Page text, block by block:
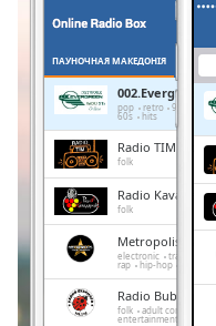
Remaining
Playback
Rate
Chapters
Chapters
Descriptions
ПАЎНОЧНАЯ МАКЕДОНІЯ
002.Evergreen
pop retro 90s 80s
60s hits
Radio TIM Bitola
folk
Radio Kavadarci
folk
Metropolis Radio
electronic trance
rap hip-hop
Radio Bubamara
folk adult
entertainment